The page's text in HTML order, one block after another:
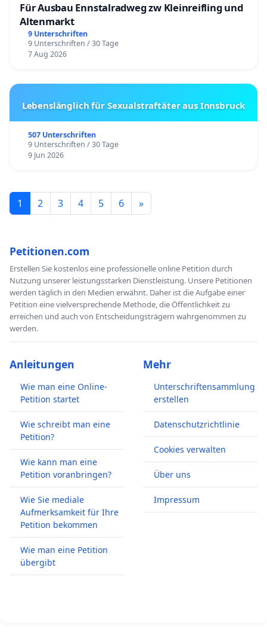
Für Ausbau Ennstalradweg zw Kleinreifling und
Altenmarkt
9 Unterschriften
9 Unterschriften / 30 Tage
7 Aug 2026
Lebenslänglich für Sexualstraftäter aus Innsbruck
507 Unterschriften
9 Unterschriften / 30 Tage
9 Jun 2026
1 2 3 4 5 6 »
Petitionen.com
Erstellen Sie kostenlos eine professionelle online Petition durch
Nutzung unserer leistungsstarken Dienstleistung. Unsere Petitionen
werden täglich in den Medien erwähnt. Daher ist die Aufgabe einer
Petition eine vielversprechende Methode, die Öffentlichkeit zu
erreichen und auch von Entscheidungsträgern wahrgenommen zu
werden.
Anleitungen
Wie man eine Online-
Petition startet
Wie schreibt man eine
Petition?
Wie kann man eine
Petition voranbringen?
Wie Sie mediale
Aufmerksamkeit für Ihre
Petition bekommen
Wie man eine Petition
übergibt
Mehr
Unterschriftensammlung
erstellen
Datenschutzrichtlinie
Cookies verwalten
Über uns
Impressum